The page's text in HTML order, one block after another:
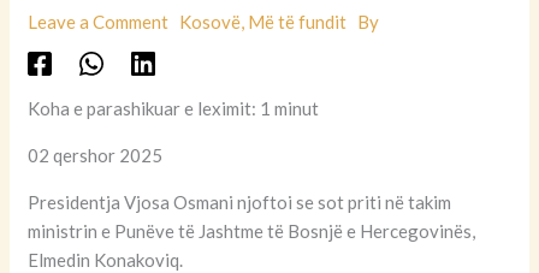
Leave a Comment Kosovë, Më të fundit By
Koha e parashikuar e leximit: 1 minut
02 qershor 2025
Presidentja Vjosa Osmani njoftoi se sot priti në takim
ministrin e Punëve të Jashtme të Bosnjë e Hercegovinës,
Elmedin Konakoviq.